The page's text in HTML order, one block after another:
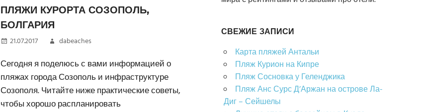
ПЛЯЖИ КУРОРТА СОЗОПОЛЬ,
БОЛГАРИЯ
21.07.2017 dabeaches
Сегодня я поделюсь с вами информацией о
пляжах города Созополь и инфраструктуре
Созополя. Читайте ниже практические советы,
чтобы хорошо распланировать
СВЕЖИЕ ЗАПИСИ
Карта пляжей Антальи
Пляж Курион на Кипре
Пляж Сосновка у Геленджика
Пляж Анс Сурс Д’Аржан на острове Ла-
Диг – Сейшелы